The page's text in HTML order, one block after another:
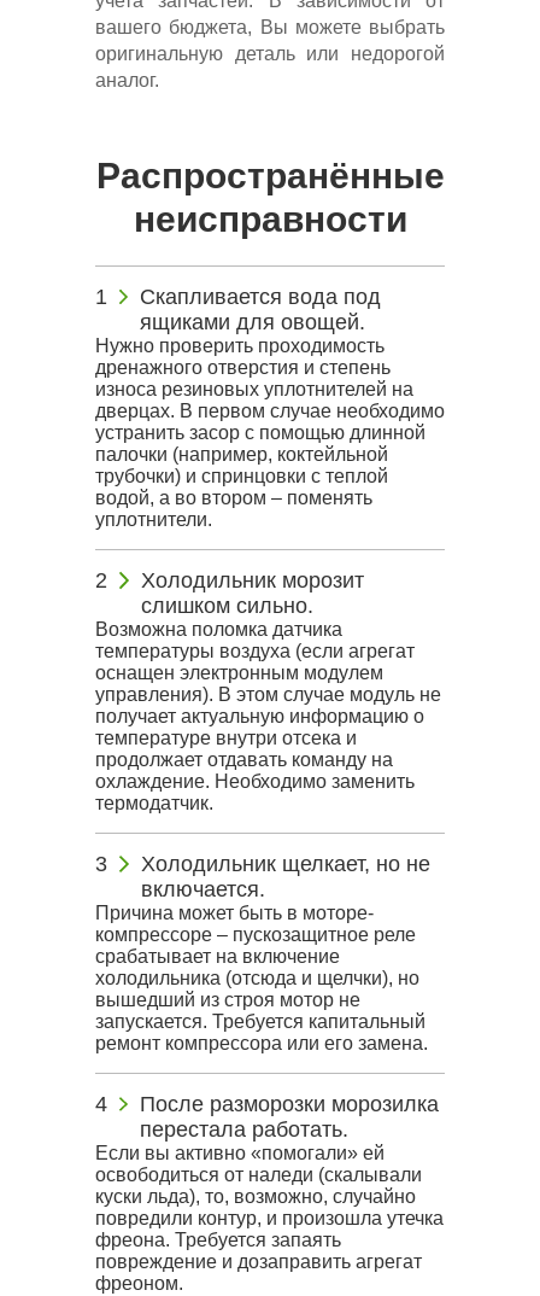
вашего бюджета, Вы можете выбрать
оригинальную деталь или недорогой
аналог.
Распространённые
неисправности
Скапливается вода под
ящиками для овощей.
Нужно проверить проходимость
дренажного отверстия и степень
износа резиновых уплотнителей на
дверцах. В первом случае необходимо
устранить засор с помощью длинной
палочки (например, коктейльной
трубочки) и спринцовки с теплой
водой, а во втором – поменять
уплотнители.
Холодильник морозит
слишком сильно.
Возможна поломка датчика
температуры воздуха (если агрегат
оснащен электронным модулем
управления). В этом случае модуль не
получает актуальную информацию о
температуре внутри отсека и
продолжает отдавать команду на
охлаждение. Необходимо заменить
термодатчик.
Холодильник щелкает, но не
включается.
Причина может быть в моторе-
компрессоре – пускозащитное реле
срабатывает на включение
холодильника (отсюда и щелчки), но
вышедший из строя мотор не
запускается. Требуется капитальный
ремонт компрессора или его замена.
После разморозки морозилка
перестала работать.
Если вы активно «помогали» ей
освободиться от наледи (скалывали
куски льда), то, возможно, случайно
повредили контур, и произошла утечка
фреона. Требуется запаять
повреждение и дозаправить агрегат
фреоном.